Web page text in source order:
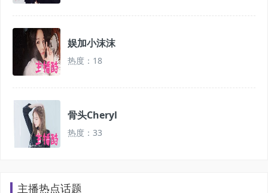
娱加小沫沫
热度：18
骨头Cheryl
热度：33
主播热点话题